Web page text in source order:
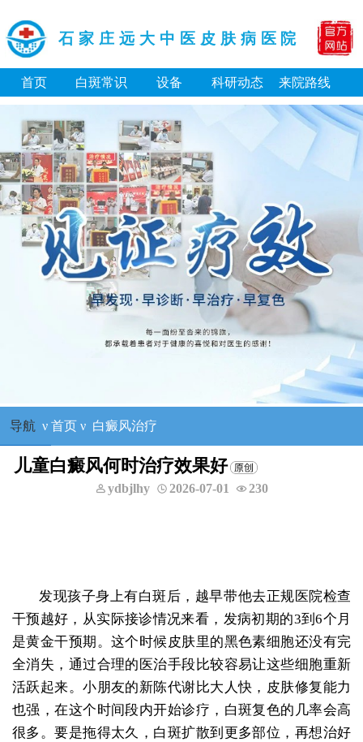
石家庄远大中医皮肤病医院
首页 白斑常识 设备 科研动态 来院路线
导航 ν 首页ν 白癜风治疗
儿童白癜风何时治疗效果好
ydbjlhy 2026-07-01 230
发现孩子身上有白斑后，越早带他去正规医院检查
干预越好，从实际接诊情况来看，发病初期的3到6个月
是黄金干预期。这个时候皮肤里的黑色素细胞还没有完
全消失，通过合理的医治手段比较容易让这些细胞重新
活跃起来。小朋友的新陈代谢比大人快，皮肤修复能力
也强，在这个时间段内开始诊疗，白斑复色的几率会高
很多。要是拖得太久，白斑扩散到更多部位，再想治好